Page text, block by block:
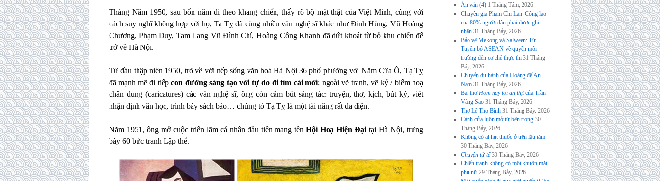
Tháng Năm 1950, sau bốn năm đi theo kháng chiến, thấy rõ bộ mặt thật của Việt Minh, cùng với
cách suy nghĩ không hợp với họ, Tạ Tỵ đã cùng nhiều văn nghệ sĩ khác như Đinh Hùng, Vũ Hoàng
Chương, Phạm Duy, Tam Lang Vũ Đình Chí, Hoàng Công Khanh đã dứt khoát từ bỏ khu chiến để
trở về Hà Nội.
Từ đầu thập niên 1950, trở về với nếp sống văn hoá Hà Nội 36 phố phường với Năm Cửa Ô, Tạ Tỵ
đã mạnh mẽ đi tiếpcon đường sáng tạo với tự do đi tìm cái mới; ngoài vẽ tranh, vẽ ký / biếm hoạ
chân dung (caricatures) các văn nghệ sĩ, ông còn cầm bút sáng tác: truyện, thơ, kịch, bút ký, viết
nhận định văn học, trình bày sách báo… chứng tỏ Tạ Tỵ là một tài năng rất đa diện.
Năm 1951, ông mở cuộc triển lãm cá nhân đầu tiên mang tênHội Hoạ Hiện Đạitại Hà Nội, trưng
bày 60 bức tranh Lập thể.
Án văn (4) 1 Tháng Tám, 2026
Chuyên gia Phạm Chi Lan: Công lao
của 80% người dân phải được ghi
nhận 31 Tháng Bảy, 2026
Bảo vệ Mekong và Salween: Từ
Tuyên bố ASEAN về quyền môi
trường đến cơ chế thực thi 31 Tháng
Bảy, 2026
Chuyến du hành của Hoàng đế An
Nam 31 Tháng Bảy, 2026
Bài thơHôm nay tôi ăn thịtcủa Trần
Vàng Sao 31 Tháng Bảy, 2026
Thơ Lê Thọ Bình 31 Tháng Bảy, 2026
Cánh cửa luôn mở từ bên trong 30
Tháng Bảy, 2026
Không có ai hút thuốc ở trên lầu tám
30 Tháng Bảy, 2026
Chuyện tử tế 30 Tháng Bảy, 2026
Chiến tranh không có một khuôn mặt
phụ nữ 29 Tháng Bảy, 2026